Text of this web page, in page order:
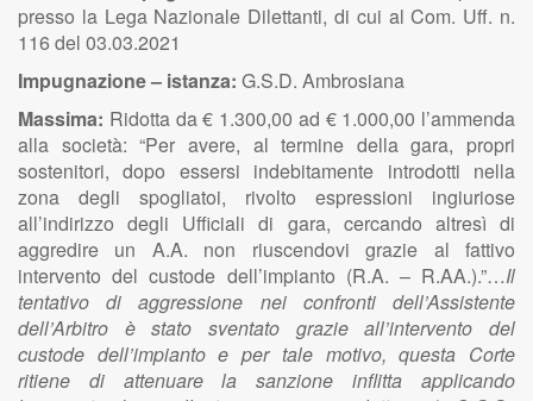
presso la Lega Nazionale Dilettanti, di cui al Com. Uff. n.
116 del 03.03.2021
Impugnazione – istanza: G.S.D. Ambrosiana
Massima: Ridotta da € 1.300,00 ad € 1.000,00 l’ammenda
alla società: “Per avere, al termine della gara, propri
sostenitori, dopo essersi indebitamente introdotti nella
zona degli spogliatoi, rivolto espressioni ingiuriose
all’indirizzo degli Ufficiali di gara, cercando altresì di
aggredire un A.A. non riuscendovi grazie al fattivo
intervento del custode dell’impianto (R.A. – R.AA.).”…Il
tentativo di aggressione nei confronti dell’Assistente
dell’Arbitro è stato sventato grazie all’intervento del
custode dell’impianto e per tale motivo, questa Corte
ritiene di attenuare la sanzione inflitta applicando